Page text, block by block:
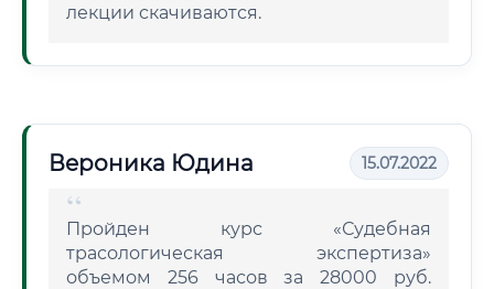
лекции скачиваются.
Вероника Юдина 15.07.2022
Пройден курс «Судебная
трасологическая экспертиза»
объемом 256 часов за 28000 руб.